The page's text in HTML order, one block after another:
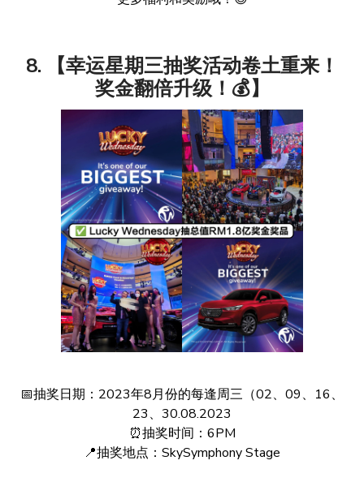
8. 【幸运星期三抽奖活动卷土重来！
奖金翻倍升级！💰】
📅抽奖日期：2023年8月份的每逢周三（02、09、16、
23、30.08.2023
⏰抽奖时间：6PM
📍抽奖地点：SkySymphony Stage